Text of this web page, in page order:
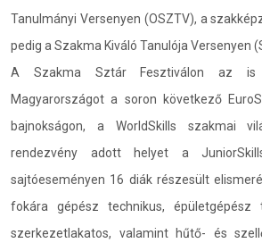
Tanulmányi Versenyen (OSZTV), a
pedig a Szakma Kiváló Tanulója Versenyen
A Szakma Sztár Fesztiválon az is
Magyarországot a soron következő
bajnokságon, a WorldSkills szakmai
rendezvény adott helyet a
sajtóeseményen 16 diák részesült
fokára gépész technikus, épületgépész
szerkezetlakatos, valamint hűtő- és